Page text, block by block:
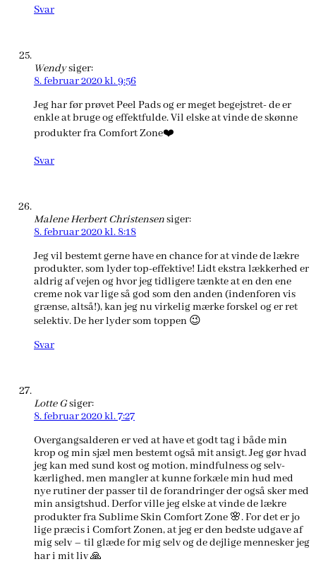
Svar
Wendysiger:
8. februar 2020 kl. 9:56
Jeg har før prøvet Peel Pads og er meget begejstret- de er
enkle at bruge og effektfulde. Vil elske at vinde de skønne
produkter fra Comfort Zone❤️
Svar
Malene Herbert Christensensiger:
8. februar 2020 kl. 8:18
Jeg vil bestemt gerne have en chance for at vinde de lækre
produkter, som lyder top-effektive! Lidt ekstra lækkerhed er
aldrig af vejen og hvor jeg tidligere tænkte at en den ene
creme nok var lige så god som den anden (indenforen vis
grænse, altså!), kan jeg nu virkelig mærke forskel og er ret
selektiv. De her lyder som toppen 😉
Svar
Lotte Gsiger:
8. februar 2020 kl. 7:27
Overgangsalderen er ved at have et godt tag i både min
krop og min sjæl men bestemt også mit ansigt. Jeg gør hvad
jeg kan med sund kost og motion, mindfulness og selv-
kærlighed, men mangler at kunne forkæle min hud med
nye rutiner der passer til de forandringer der også sker med
min ansigtshud. Derfor ville jeg elske at vinde de lækre
produkter fra Sublime Skin Comfort Zone 🌸. For det er jo
lige præcis i Comfort Zonen, at jeg er den bedste udgave af
mig selv – til glæde for mig selv og de dejlige mennesker jeg
har i mit liv 🙏